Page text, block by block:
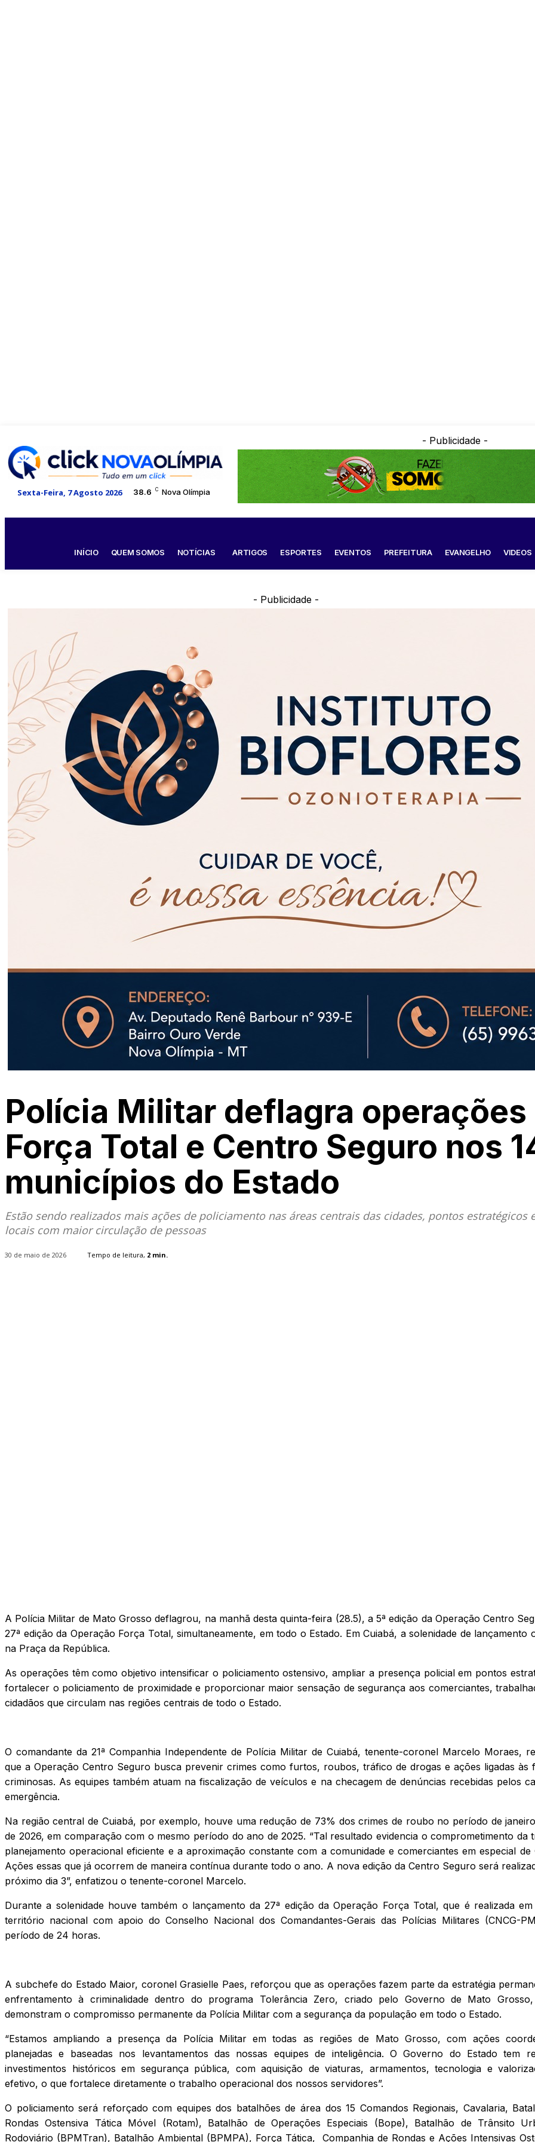
Sexta-Feira, 7 Agosto 2026 38.6 C Nova Olímpia
- Publicidade -
INÍCIO QUEM SOMOS NOTÍCIAS ARTIGOS ESPORTES EVENTOS PREFEITURA EVANGELHO VIDEOS
- Publicidade -
Polícia Militar deflagra operações
Força Total e Centro Seguro nos
municípios do Estado
Estão sendo realizados mais ações de policiamento nas áreas centrais das cidades, pontos estratégicos
locais com maior circulação de pessoas
30 de maio de 2026 Tempo de leitura, 2 min.
A Polícia Militar de Mato Grosso deflagrou, na manhã desta quinta-feira (28.5), a 5ª edição da Operação Centro
27ª edição da Operação Força Total, simultaneamente, em todo o Estado. Em Cuiabá, a solenidade de lançamento
na Praça da República.
As operações têm como objetivo intensificar o policiamento ostensivo, ampliar a presença policial em pontos
fortalecer o policiamento de proximidade e proporcionar maior sensação de segurança aos comerciantes,
cidadãos que circulam nas regiões centrais de todo o Estado.
O comandante da 21ª Companhia Independente de Polícia Militar de Cuiabá, tenente-coronel Marcelo Moraes,
que a Operação Centro Seguro busca prevenir crimes como furtos, roubos, tráfico de drogas e ações ligadas às
criminosas. As equipes também atuam na fiscalização de veículos e na checagem de denúncias recebidas pelos
emergência.
Na região central de Cuiabá, por exemplo, houve uma redução de 73% dos crimes de roubo no período de
de 2026, em comparação com o mesmo período do ano de 2025. “Tal resultado evidencia o comprometimento da
planejamento operacional eficiente e a aproximação constante com a comunidade e comerciantes em especial de
Ações essas que já ocorrem de maneira contínua durante todo o ano. A nova edição da Centro Seguro será
próximo dia 3”, enfatizou o tenente-coronel Marcelo.
Durante a solenidade houve também o lançamento da 27ª edição da Operação Força Total, que é realizada
território nacional com apoio do Conselho Nacional dos Comandantes-Gerais das Polícias Militares (CNCG-
período de 24 horas.
A subchefe do Estado Maior, coronel Grasielle Paes, reforçou que as operações fazem parte da estratégia
enfrentamento à criminalidade dentro do programa Tolerância Zero, criado pelo Governo de Mato
demonstram o compromisso permanente da Polícia Militar com a segurança da população em todo o Estado.
“Estamos ampliando a presença da Polícia Militar em todas as regiões de Mato Grosso, com ações
planejadas e baseadas nos levantamentos das nossas equipes de inteligência. O Governo do Estado tem
investimentos históricos em segurança pública, com aquisição de viaturas, armamentos, tecnologia e
efetivo, o que fortalece diretamente o trabalho operacional dos nossos servidores”.
O policiamento será reforçado com equipes dos batalhões de área dos 15 Comandos Regionais, Cavalaria,
Rondas Ostensiva Tática Móvel (Rotam), Batalhão de Operações Especiais (Bope), Batalhão de Trânsito
Rodoviário (BPMTran), Batalhão Ambiental (BPMPA), Força Tática, Companhia de Rondas e Ações Intensivas